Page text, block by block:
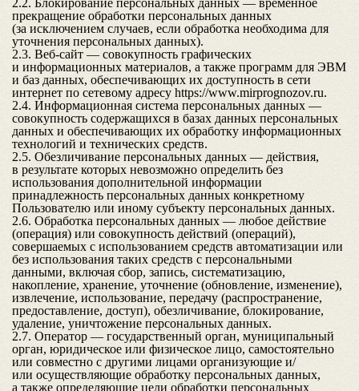
2.2. Блокирование персональных данных — временное
прекращение обработки персональных данных
(за исключением случаев, если обработка необходима для
уточнения персональных данных).
2.3. Веб-сайт — совокупность графических
и информационных материалов, а также программ для ЭВМ
и баз данных, обеспечивающих их доступность в сети
интернет по сетевому адресу https://www.mirprognozov.ru.
2.4. Информационная система персональных данных —
совокупность содержащихся в базах данных персональных
данных и обеспечивающих их обработку информационных
технологий и технических средств.
2.5. Обезличивание персональных данных — действия,
в результате которых невозможно определить без
использования дополнительной информации
принадлежность персональных данных конкретному
Пользователю или иному субъекту персональных данных.
2.6. Обработка персональных данных — любое действие
(операция) или совокупность действий (операций),
совершаемых с использованием средств автоматизации или
без использования таких средств с персональными
данными, включая сбор, запись, систематизацию,
накопление, хранение, уточнение (обновление, изменение),
извлечение, использование, передачу (распространение,
предоставление, доступ), обезличивание, блокирование,
удаление, уничтожение персональных данных.
2.7. Оператор — государственный орган, муниципальный
орган, юридическое или физическое лицо, самостоятельно
или совместно с другими лицами организующие и/
или осуществляющие обработку персональных данных,
а также определяющие цели обработки персональных